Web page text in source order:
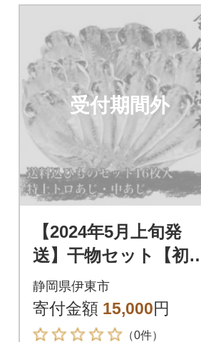
受付期間外
【2024年5月上旬発
送】干物セット【初
C】特トロあじ・中あ
じ各8枚 伊豆・伊東
の干物詰め合わせ
静岡県伊東市
寄付金額 15,000円
（0件）